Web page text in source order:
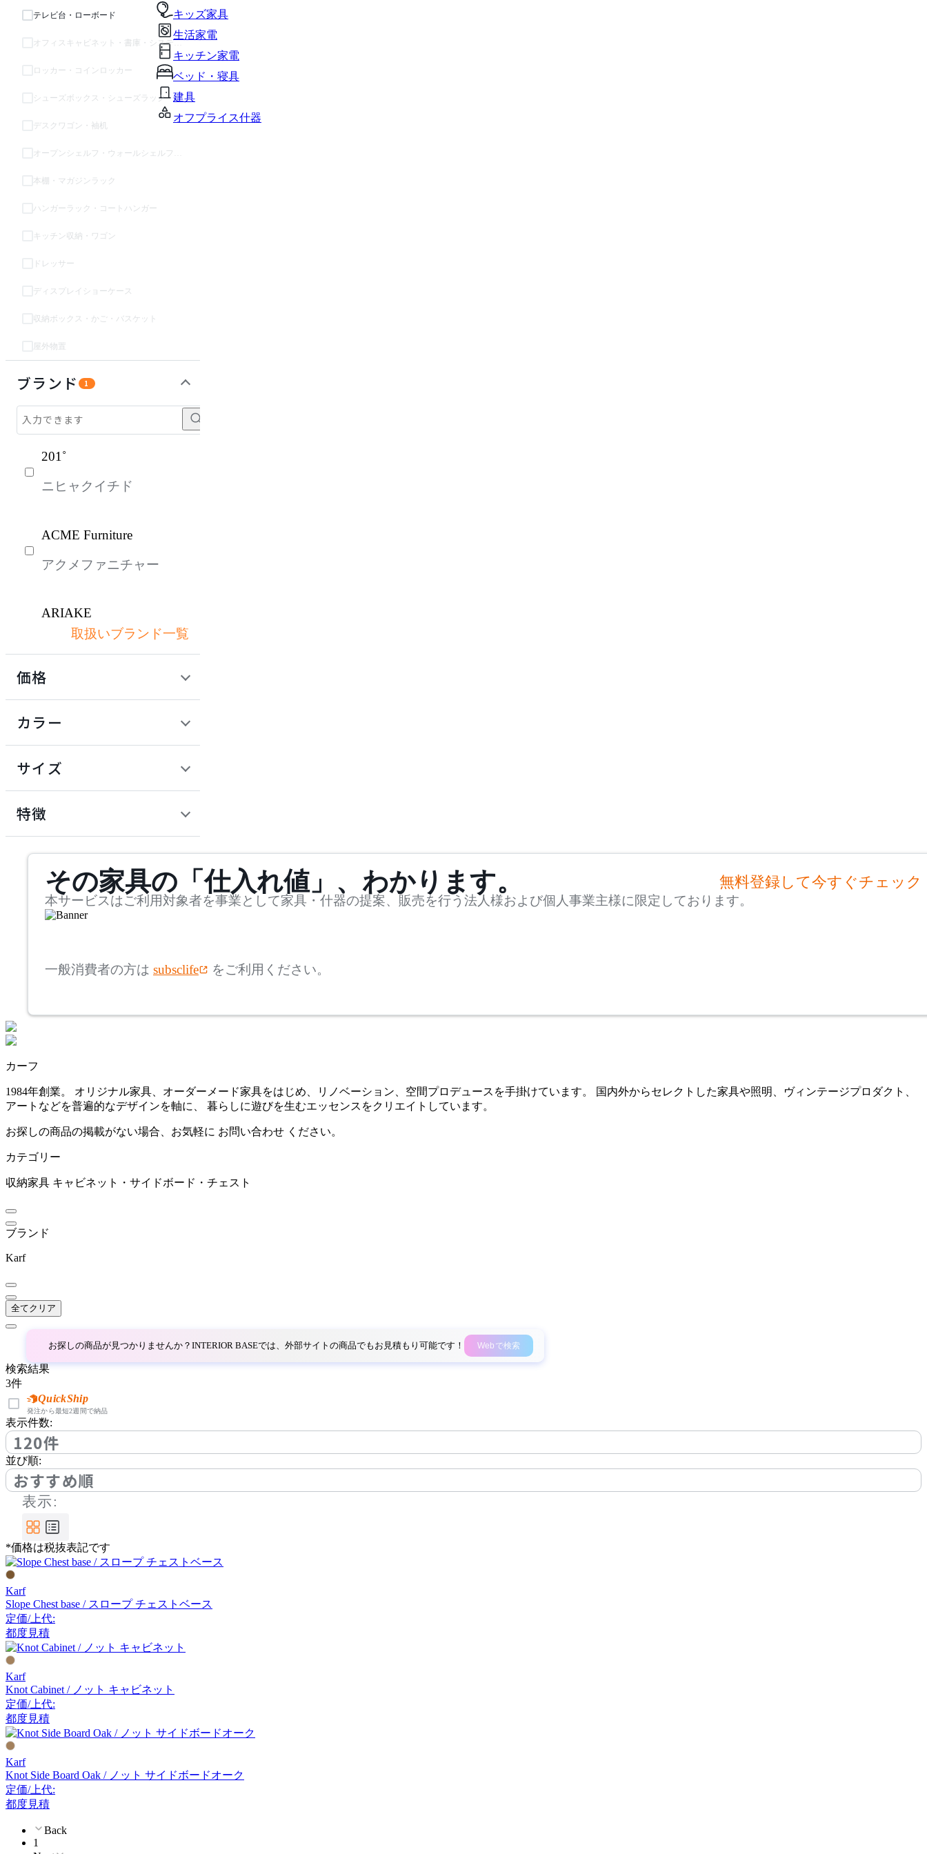
キッズ家具
生活家電
キッチン家電
ベッド・寝具
建具
オフプライス什器
テレビ台・ローボード
オフィスキャビネット・書庫・システム収納
ロッカー・コインロッカー
シューズボックス・シューズラック
デスクワゴン・袖机
本棚・マガジンラック
ハンガーラック・コートハンガー
キッチン収納・ワゴン
ドレッサー
ディスプレイショーケース
収納ボックス・かご・バスケット
屋外物置
ブランド 1
201˚
ニヒャクイチド
ACME Furniture
アクメファニチャー
ARIAKE
アリアケ
アルナイ
AZUMAYA
ボーコンセプト
サルファニチャーサプラ
CRUSH CRASH PROJECT
クラッシュクラッシュプ
ロジェクト
DULTON
ダルトン
EDDA
ETHNICRAFT
エスニクラフト
FIS
エフアイエス
FLACE
フレイス
FRITZ HANSEN
GERVASONI
GUBI
グビ
HAY
取扱いブランド一覧
価格
カラー
サイズ
mm
検索
~
~
特徴
その家具の「仕入れ値」、わかります。 無料登録して今すぐチェック
本サービスはご利用対象者を事業として家具・什器の提案、販売を行う法人様および個人事業主様に限定しております。
一般消費者の方は subsclife をご利用ください。
カーフ
1984年創業。 オリジナル家具、オーダーメード家具をはじめ、リノベーション、空間プロデュースを手掛けています。 国内外からセレクトした家具や照明、ヴィンテージプロダクト、
アートなどを普遍的なデザインを軸に、 暮らしに遊びを生むエッセンスをクリエイトしています。
お探しの商品の掲載がない場合、お気軽に お問い合わせ ください。
カテゴリー
収納家具 キャビネット・サイドボード・チェスト
ブランド
Karf
全てクリア
お探しの商品が見つかりませんか？INTERIOR BASEでは、外部サイトの商品でもお見積もり可能です！ Webで検索
検索結果
3件
QuickShip
発注から最短2週間で納品
表示件数:
120件
並び順:
おすすめ順
表示:
*価格は税抜表記です
Karf
Slope Chest base / スロープ チェストベース
定価/上代:
都度見積
Karf
Knot Cabinet / ノット キャビネット
定価/上代:
都度見積
Karf
Knot Side Board Oak / ノット サイドボードオーク
定価/上代:
都度見積
Back
1